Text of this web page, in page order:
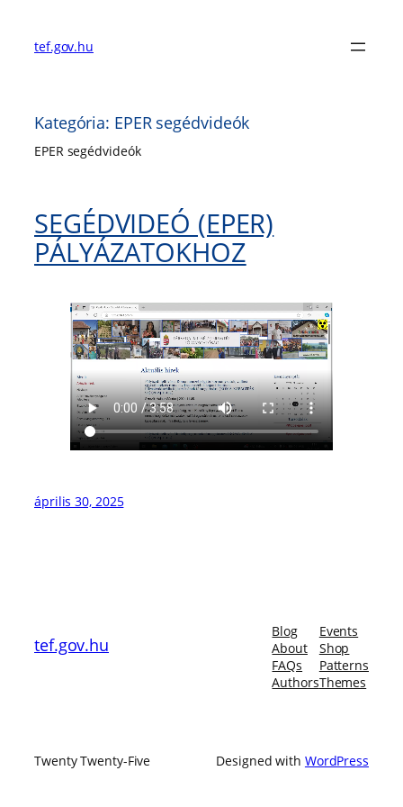
tartalomhoz
tef.gov.hu
Kategória: EPER segédvideók
EPER segédvideók
SEGÉDVIDEÓ (EPER)
PÁLYÁZATOKHOZ
április 30, 2025
tef.gov.hu
Blog
About
FAQs
Authors
Events
Shop
Patterns
Themes
Twenty Twenty-Five Designed with WordPress